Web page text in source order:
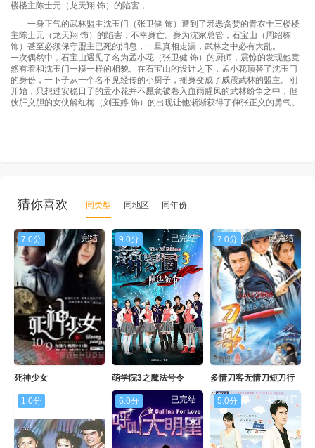
楼楼主陈士元（龙天翔 饰）的陷害，
一身正气的武林盟主沈玉门（张卫健 饰）遭到了邪恶贪婪的青衣十三楼楼
主陈士元（龙天翔 饰）的陷害，不幸身亡。身为沈家总管，石宝山（周绍栋
饰）甚至必须保守盟主已死的消息，一旦真相走漏，武林之中必有大乱。
一次偶然中，石宝山遇见了名为孟小花（张卫健 饰）的厨师，震惊的发现他竟
然有着和沈玉门一模一样的相貌。在石宝山的设计之下，孟小花顶替了沈玉门
的身份，一下子从一个名不见经传的小厨子，摇身变成了威震武林的盟主。刚
开始，只想过安稳日子的孟小花并不愿意被卷入血雨腥风的武林纷争之中，但
侠肝义胆的女侠解红梅（刘玉婷 饰）的出现让他渐渐获得了伸张正义的勇气。
猜你喜欢 同类型 同地区 同年份
7.0分 完结
死神少女
9.0分 已完结
萌学院3之魔法号令
7.0分 已完结
多情刀客无情刀短刀行
1.0分 6.0分 已完结 5.0分 已完结